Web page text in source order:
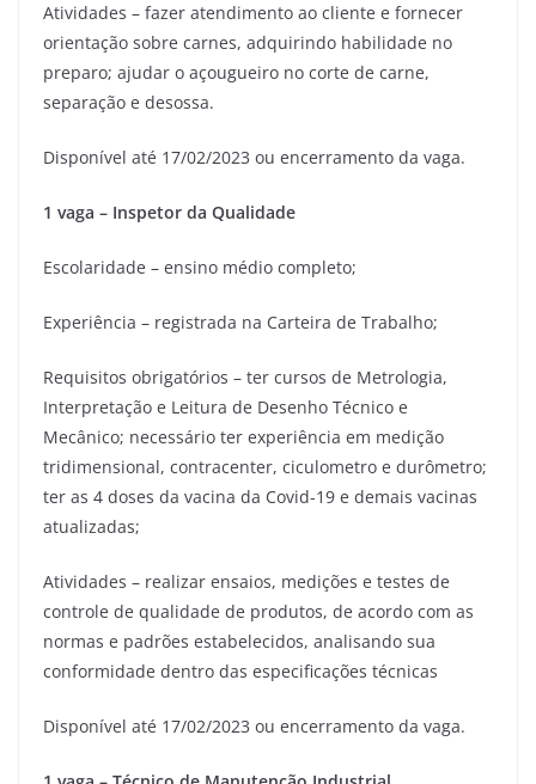
Atividades – fazer atendimento ao cliente e fornecer
orientação sobre carnes, adquirindo habilidade no
preparo; ajudar o açougueiro no corte de carne,
separação e desossa.
Disponível até 17/02/2023 ou encerramento da vaga.
1 vaga – Inspetor da Qualidade
Escolaridade – ensino médio completo;
Experiência – registrada na Carteira de Trabalho;
Requisitos obrigatórios – ter cursos de Metrologia,
Interpretação e Leitura de Desenho Técnico e
Mecânico; necessário ter experiência em medição
tridimensional, contracenter, ciculometro e durômetro;
ter as 4 doses da vacina da Covid-19 e demais vacinas
atualizadas;
Atividades – realizar ensaios, medições e testes de
controle de qualidade de produtos, de acordo com as
normas e padrões estabelecidos, analisando sua
conformidade dentro das especificações técnicas
Disponível até 17/02/2023 ou encerramento da vaga.